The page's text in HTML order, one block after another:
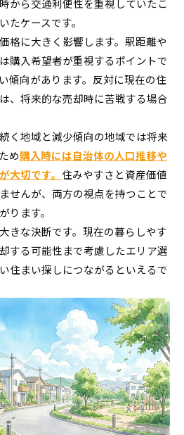
から交通利便性を重視していたこ
たケースです。
格に大きく影響します。駅距離や
購入希望者が重視するポイントで
傾向があります。反対に現在の住
、将来的な売却時に苦戦する場合
く地域と減少傾向の地域では将来
め購入時には自治体の人口推移や
大切です。 住みやすさと資産価値
せんが、両方の視点を持つことで
ります。
きな決断です。現在の暮らしやす
する可能性まで考慮したエリア選
住まい探しにつながるといえるで